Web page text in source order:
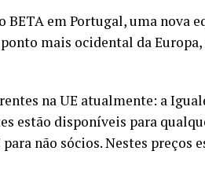
em Portugal, uma nova
mais ocidental da Europa,
na UE atualmente: a
estão disponíveis para
não sócios. Nestes preços